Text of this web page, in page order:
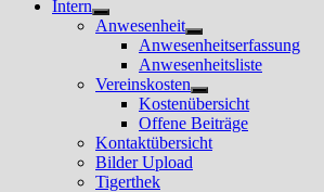
Intern
Untermenü
anzeigen
Anwesenheit
Untermenü
anzeigen
Anwesenheitserfassung
Anwesenheitsliste
Vereinskosten
Untermenü
anzeigen
Kostenübersicht
Offene Beiträge
Kontaktübersicht
Bilder Upload
Tigerthek